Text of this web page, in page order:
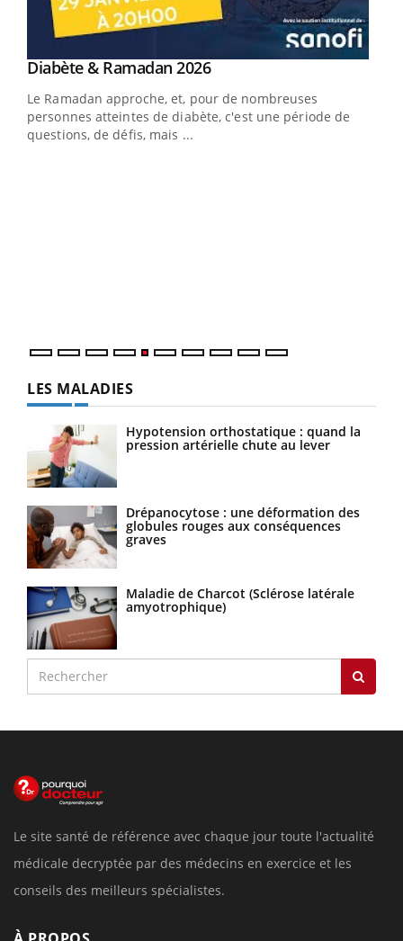
Youtube
Diabète & Ramadan 2026Youtube
Le Ramadan approche, et, pour de nombreuses
personnes atteintes de diabète, c'est une période de
questions, de défis, mais ...
LES MALADIES
Hypotension orthostatique : quand la
pression artérielle chute au lever
Drépanocytose : une déformation des
globules rouges aux conséquences
graves
Maladie de Charcot (Sclérose latérale
amyotrophique)
Le site santé de référence avec chaque jour toute l'actualité
médicale decryptée par des médecins en exercice et les
conseils des meilleurs spécialistes.